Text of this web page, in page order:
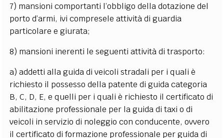
7) mansioni comportanti l’obbligo della dotazione del
porto d’armi, ivi compresele attività di guardia
particolare e giurata;
8) mansioni inerenti le seguenti attività di trasporto:
a) addetti alla guida di veicoli stradali per i quali è
richiesto il possesso della patente di guida categoria
B, C, D, E, e quelli per i quali è richiesto il certificato di
abilitazione professionale per la guida di taxi o di
veicoli in servizio di noleggio con conducente, ovvero
il certificato di formazione professionale per guida di